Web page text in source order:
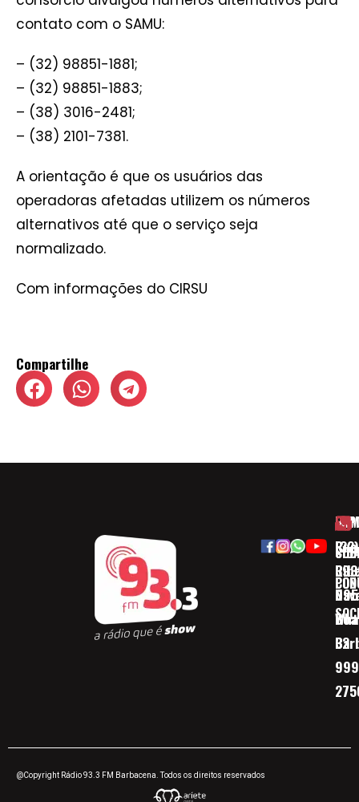
contato com o SAMU:
– (32) 98851-1881;
– (32) 98851-1883;
– (38) 3016-2481;
– (38) 2101-7381.
A orientação é que os usuários das
operadoras afetadas utilizem os números
alternativos até que o serviço seja
normalizado.
Com informações do CIRSU
Compartilhe
(32)
32
@Copyright Rádio 93.3 FM Barbacena. Todos os direitos reservados